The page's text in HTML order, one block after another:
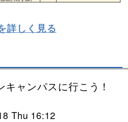
詳しく見る
キャンパスに行こう！
Thu 16:12